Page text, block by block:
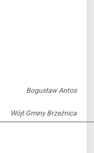
Bogusław Antos
Wójt Gminy Brzeźnica